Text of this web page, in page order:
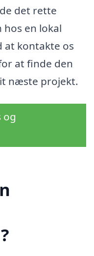
det rette
en lokal
at kontakte os
at finde den
næste projekt.
og